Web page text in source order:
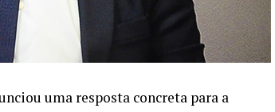
uma resposta concreta para a